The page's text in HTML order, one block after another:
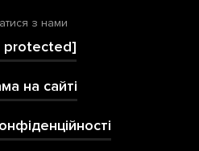
з нами
protected]
на сайті